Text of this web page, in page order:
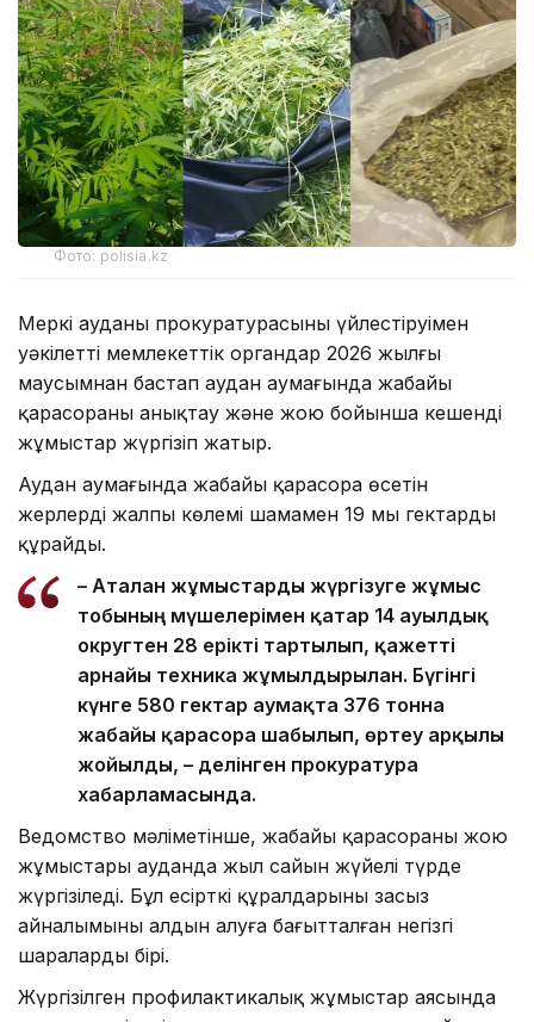
Фото: polisia.kz
Меркі ауданы прокуратурасының үйлестіруімен
уәкілетті мемлекеттік органдар 2026 жылғы
маусымнан бастап аудан аумағында жабайы
қарасораны анықтау және жою бойынша кешенді
жұмыстар жүргізіп жатыр.
Аудан аумағында жабайы қарасора өсетін
жерлердің жалпы көлемі шамамен 19 мың гектарды
құрайды.
– Аталған жұмыстарды жүргізуге жұмыс
тобының мүшелерімен қатар 14 ауылдық
округтен 28 ерікті тартылып, қажетті
арнайы техника жұмылдырылған. Бүгінгі
күнге 580 гектар аумақта 376 тонна
жабайы қарасора шабылып, өртеу арқылы
жойылды, – делінген прокуратура
хабарламасында.
Ведомство мәліметінше, жабайы қарасораны жою
жұмыстары ауданда жыл сайын жүйелі түрде
жүргізіледі. Бұл есірткі құралдарының заңсыз
айналымының алдын алуға бағытталған негізгі
шаралардың бірі.
Жүргізілген профилактикалық жұмыстар аясында